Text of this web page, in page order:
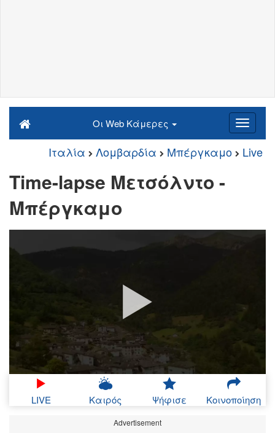
Οι Web Κάμερες
Ιταλία Λομβαρδία Μπέργκαμο Live
Time-lapse Μετσόλντο -
Μπέργκαμο
LIVE Καιρός Ψήφισε Κοινοποίηση
Advertisement